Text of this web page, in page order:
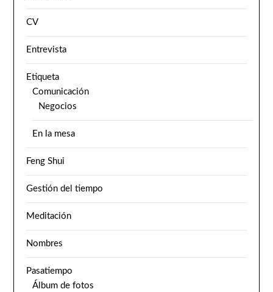
CV
Entrevista
Etiqueta
Comunicación
Negocios
En la mesa
Feng Shui
Gestión del tiempo
Meditación
Nombres
Pasatiempo
Álbum de fotos